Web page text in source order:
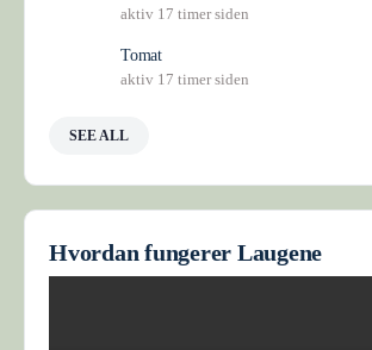
aktiv 17 timer siden
Tomat
aktiv 17 timer siden
SEE ALL
Hvordan fungerer Laugene